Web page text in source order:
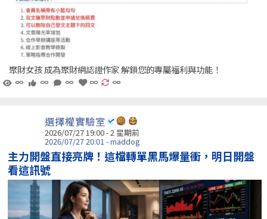
聚財女孩 成為聚財網認證作家 解鎖您的專屬福利與功能！
∞
∞ ∞ ∞ ∞
選擇權實驗室
2026/07/27 19:00 - 2 星期前
2026/07/27 20:01 - maddog
主力開盤直接亮牌！這檔轉單黑馬爆量衝，明日開盤
看這訊號